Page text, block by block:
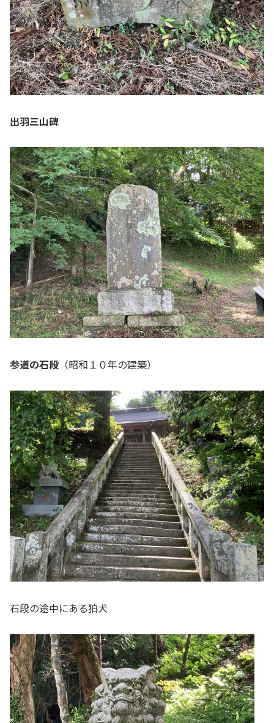
出羽三山碑
参道の石段 （昭和１０年の建築）
石段の途中にある狛犬